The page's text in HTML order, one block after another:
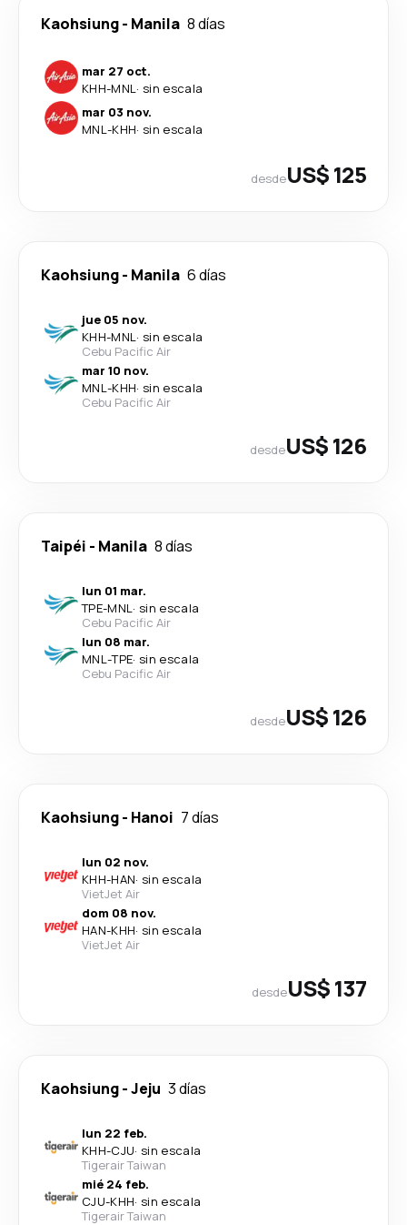
Kaohsiung- Manila 8 días
mar 27 oct.
KHH-MNL · sin escala
mar 03 nov.
MNL -KHH· sin escala
desdeUS$ 125
Kaohsiung- Manila 6 días
jue 05 nov.
KHH-MNL· sin escala
Cebu Pacific Air
mar 10 nov.
MNL-KHH· sin escala
Cebu Pacific Air
desdeUS$ 126
Taipéi - Manila 8 días
lun 01 mar.
TPE-MNL· sin escala
Cebu Pacific Air
lun 08 mar.
MNL-TPE· sin escala
Cebu Pacific Air
desdeUS$ 126
Kaohsiung- Hanoi 7 días
lun 02 nov.
KHH-HAN· sin escala
VietJet Air
dom 08 nov.
HAN-KHH· sin escala
VietJet Air
desdeUS$ 137
Kaohsiung-Jeju 3 días
lun 22 feb.
KHH-CJU· sin escala
Tigerair Taiwan
mié 24 feb.
CJU-KHH· sin escala
Tigerair Taiwan